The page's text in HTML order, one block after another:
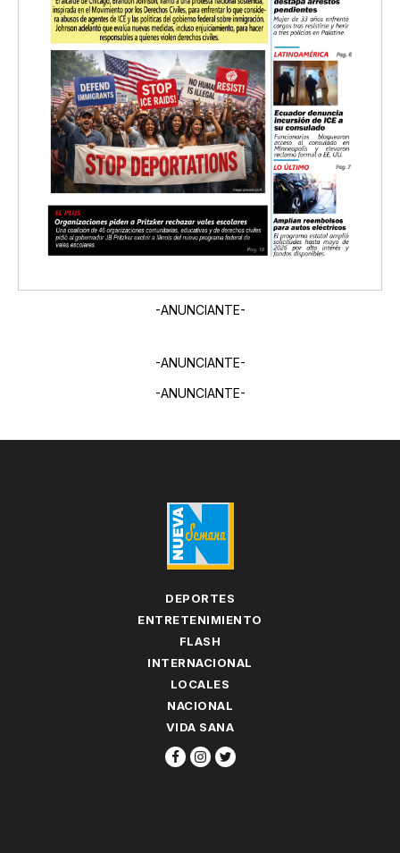
-ANUNCIANTE-
-ANUNCIANTE-
-ANUNCIANTE-
DEPORTES
ENTRETENIMIENTO
FLASH
INTERNACIONAL
LOCALES
NACIONAL
VIDA SANA